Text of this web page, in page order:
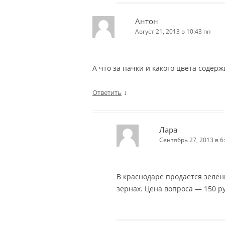
Антон
Август 21, 2013 в 10:43 пп
А что за пачки и какого цвета
Ответить ↓
Лара
Сентябрь 27, 2013 в
В краснодаре продается
зернах. Цена вопроса — 150